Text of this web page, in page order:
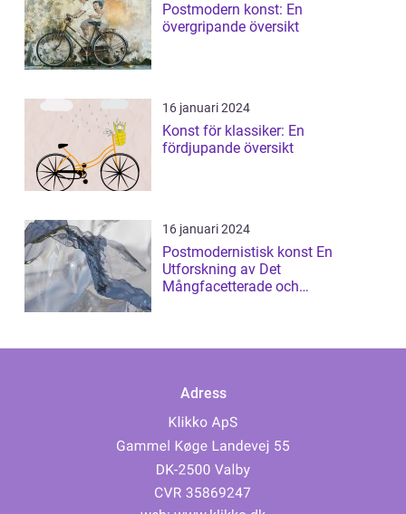
Postmodern konst: En
övergripande översikt
16 januari 2024
Konst för klassiker: En
fördjupande översikt
16 januari 2024
Postmodernistisk konst En
Utforskning av Det
Mångfacetterade och
Adress